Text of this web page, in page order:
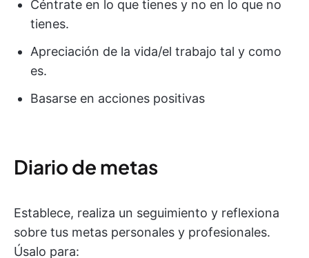
Céntrate en lo que tienes y no en lo que no
tienes.
Apreciación de la vida/el trabajo tal y como
es.
Basarse en acciones positivas
Diario de metas
Establece, realiza un seguimiento y reflexiona
sobre tus metas personales y profesionales.
Úsalo para: